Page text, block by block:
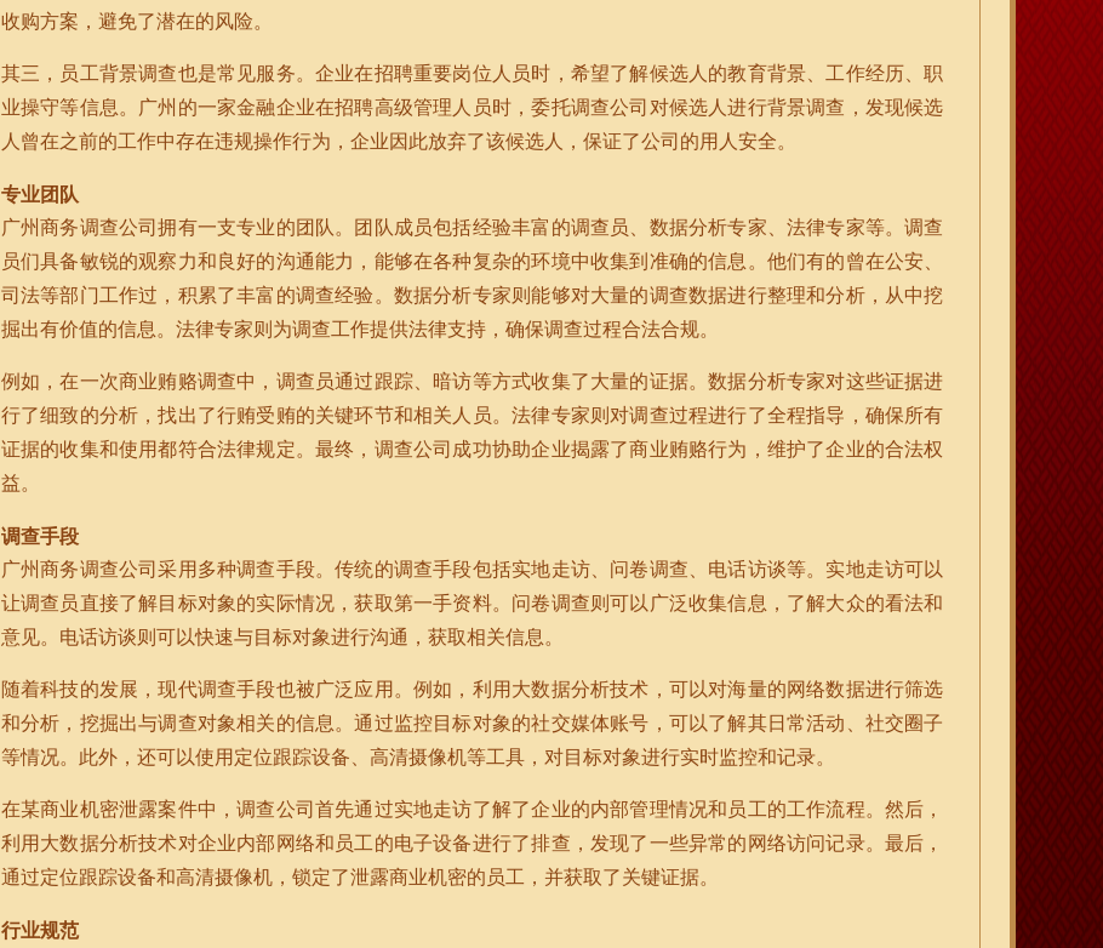
收购方案，避免了潜在的风险。
其三，员工背景调查也是常见服务。企业在招聘重要岗位人员时，希望了解候选人的教育背景、工作经历、职
业操守等信息。广州的一家金融企业在招聘高级管理人员时，委托调查公司对候选人进行背景调查，发现候选
人曾在之前的工作中存在违规操作行为，企业因此放弃了该候选人，保证了公司的用人安全。
专业团队
广州商务调查公司拥有一支专业的团队。团队成员包括经验丰富的调查员、数据分析专家、法律专家等。调查
员们具备敏锐的观察力和良好的沟通能力，能够在各种复杂的环境中收集到准确的信息。他们有的曾在公安、
司法等部门工作过，积累了丰富的调查经验。数据分析专家则能够对大量的调查数据进行整理和分析，从中挖
掘出有价值的信息。法律专家则为调查工作提供法律支持，确保调查过程合法合规。
例如，在一次商业贿赂调查中，调查员通过跟踪、暗访等方式收集了大量的证据。数据分析专家对这些证据进
行了细致的分析，找出了行贿受贿的关键环节和相关人员。法律专家则对调查过程进行了全程指导，确保所有
证据的收集和使用都符合法律规定。最终，调查公司成功协助企业揭露了商业贿赂行为，维护了企业的合法权
益。
调查手段
广州商务调查公司采用多种调查手段。传统的调查手段包括实地走访、问卷调查、电话访谈等。实地走访可以
让调查员直接了解目标对象的实际情况，获取第一手资料。问卷调查则可以广泛收集信息，了解大众的看法和
意见。电话访谈则可以快速与目标对象进行沟通，获取相关信息。
随着科技的发展，现代调查手段也被广泛应用。例如，利用大数据分析技术，可以对海量的网络数据进行筛选
和分析，挖掘出与调查对象相关的信息。通过监控目标对象的社交媒体账号，可以了解其日常活动、社交圈子
等情况。此外，还可以使用定位跟踪设备、高清摄像机等工具，对目标对象进行实时监控和记录。
在某商业机密泄露案件中，调查公司首先通过实地走访了解了企业的内部管理情况和员工的工作流程。然后，
利用大数据分析技术对企业内部网络和员工的电子设备进行了排查，发现了一些异常的网络访问记录。最后，
通过定位跟踪设备和高清摄像机，锁定了泄露商业机密的员工，并获取了关键证据。
行业规范